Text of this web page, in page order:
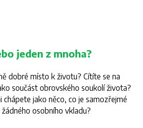
jeden z mnoha?
dobré místo k životu? Cítíte se na
součást obrovského soukolí života?
chápete jako něco, co je samozřejmé
osobního vkladu?